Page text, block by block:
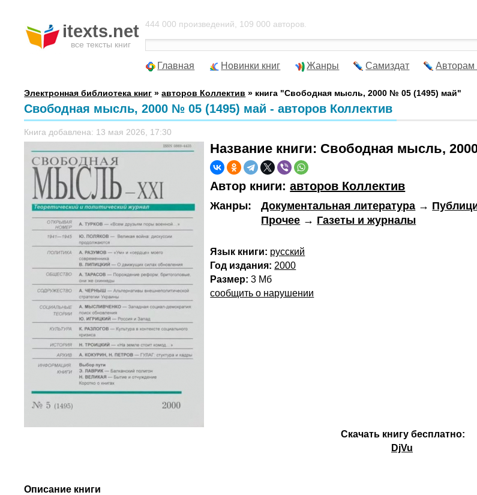
itexts.net
все тексты книг
444 000 произведений, 109 000 авторов.
Главная Новинки книг Жанры Самиздат Авторам
Электронная библиотека книг »авторов Коллектив » книга "Свободная мысль, 2000 № 05 (1495) май"
Свободная мысль, 2000 № 05 (1495) май - авторов Коллектив
Книга добавлена: 13 мая 2026, 17:30
Название книги: Свободная мысль,
Автор книги:авторов Коллектив
Жанры: Документальная литература →
Прочее → Газеты и журналы
Язык книги: русский
Год издания: 2000
Размер: 3 Мб
сообщить о нарушении
Скачать книгу бесплатно:
DjVu
Описание книги